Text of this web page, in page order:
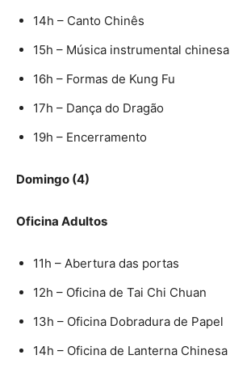
14h – Canto Chinês
15h – Música instrumental chinesa
16h – Formas de Kung Fu
17h – Dança do Dragão
19h – Encerramento
Domingo (4)
Oficina Adultos
11h – Abertura das portas
12h – Oficina de Tai Chi Chuan
13h – Oficina Dobradura de Papel
14h – Oficina de Lanterna Chinesa